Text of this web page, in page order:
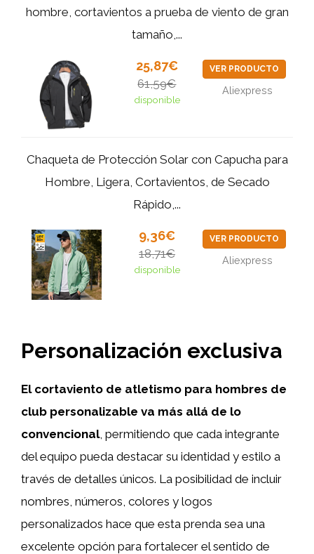
hombre, cortavientos a prueba de viento de gran
tamaño,...
25,87€
61,59€
disponible
VER PRODUCTO
Aliexpress
Chaqueta de Protección Solar con Capucha para
Hombre, Ligera, Cortavientos, de Secado
Rápido,...
9,36€
18,71€
disponible
VER PRODUCTO
Aliexpress
Personalización exclusiva
El cortaviento de atletismo para hombres de
club personalizable va más allá de lo
convencional, permitiendo que cada integrante
del equipo pueda destacar su identidad y estilo a
través de detalles únicos. La posibilidad de incluir
nombres, números, colores y logos
personalizados hace que esta prenda sea una
excelente opción para fortalecer el sentido de